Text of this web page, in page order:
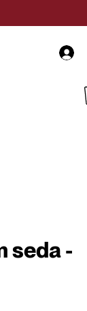
seda -